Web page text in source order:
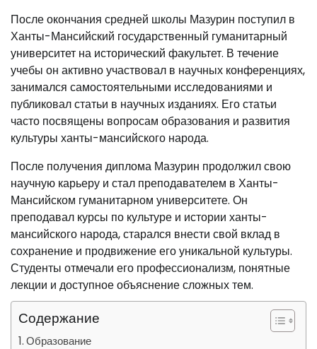
После окончания средней школы Мазурин поступил в
Ханты-Мансийский государственный гуманитарный
университет на исторический факультет. В течение
учебы он активно участвовал в научных конференциях,
занимался самостоятельными исследованиями и
публиковал статьи в научных изданиях. Его статьи
часто посвящены вопросам образования и развития
культуры ханты-мансийского народа.
После получения диплома Мазурин продолжил свою
научную карьеру и стал преподавателем в Ханты-
Мансийском гуманитарном университете. Он
преподавал курсы по культуре и истории ханты-
мансийского народа, старался внести свой вклад в
сохранение и продвижение его уникальной культуры.
Студенты отмечали его профессионализм, понятные
лекции и доступное объяснение сложных тем.
Содержание
Образование